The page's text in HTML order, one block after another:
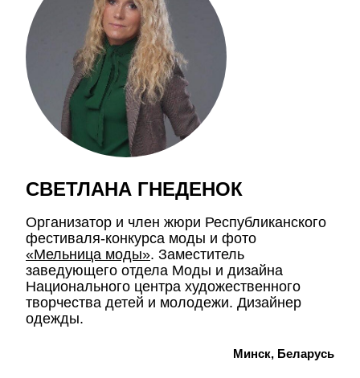
СВЕТЛАНА ГНЕДЕНОК
Организатор и член жюри Республиканского
фестиваля-конкурса моды и фото
«Мельница моды». Заместитель
заведующего отдела Моды и дизайна
Национального центра художественного
творчества детей и молодежи. Дизайнер
одежды.
Минск, Беларусь